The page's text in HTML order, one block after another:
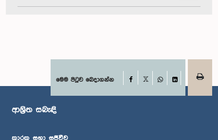
ප.ව. 12:02 - ප.ව. 12:10මෙම පිටුව බෙදාගන්න Facebook
WhatsApp
LinkedIn
ආශ්‍රිත සබැඳි
කාරක සභා සජීවීව